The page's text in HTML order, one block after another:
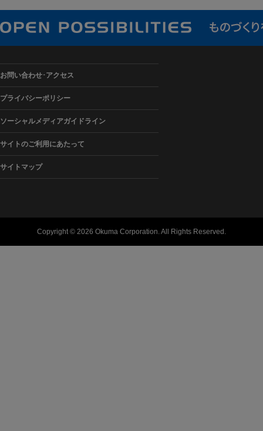
お問い合わせ･アクセス
プライバシーポリシー
ソーシャルメディアガイドライン
サイトのご利用にあたって
サイトマップ
Copyright © 2026 Okuma Corporation. All Rights Reserved.